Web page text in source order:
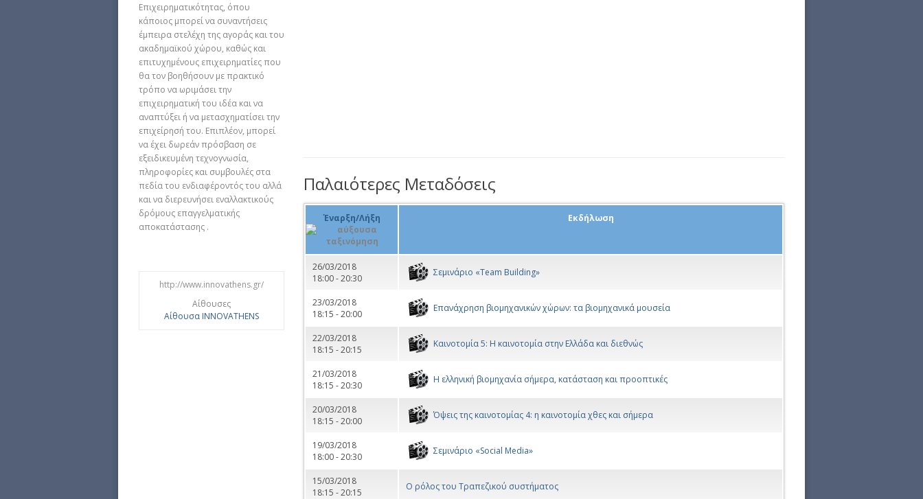
Επιχειρηματικότητας, όπου
κάποιος μπορεί να συναντήσεις
έμπειρα στελέχη της αγοράς και του
ακαδημαϊκού χώρου, καθώς και
επιτυχημένους επιχειρηματίες που
θα τον βοηθήσουν με πρακτικό
τρόπο να ωριμάσει την
επιχειρηματική του ιδέα και να
αναπτύξει ή να μετασχηματίσει την
επιχείρησή του. Επιπλέον, μπορεί
να έχει δωρεάν πρόσβαση σε
εξειδικευμένη τεχνογνωσία,
πληροφορίες και συμβουλές στα
πεδία του ενδιαφέροντός του αλλά
και να διερευνήσει εναλλακτικούς
δρόμους επαγγελματικής
αποκατάστασης .
http://www.innovathens.gr/
Αίθουσες
Αίθουσα INNOVATHENS
Παλαιότερες Μεταδόσεις
Έναρξη/Λήξη Εκδήλωση
26/03/2018
18:00 - 20:30
Σεμινάριο «Team Building»
23/03/2018
18:15 - 20:00
Επανάχρηση βιομηχανικών χώρων: τα βιομηχανικά μουσεία
22/03/2018
18:15 - 20:15
Καινοτομία 5: Η καινοτομία στην Ελλάδα και διεθνώς
21/03/2018
18:15 - 20:30
Η ελληνική βιομηχανία σήμερα, κατάσταση και προοπτικές
20/03/2018
18:15 - 20:00
Όψεις της καινοτομίας 4: η καινοτομία χθες και σήμερα
19/03/2018
18:00 - 20:30
Σεμινάριο «Social Media»
15/03/2018
18:15 - 20:15
Ο ρόλος του Τραπεζικού συστήματος